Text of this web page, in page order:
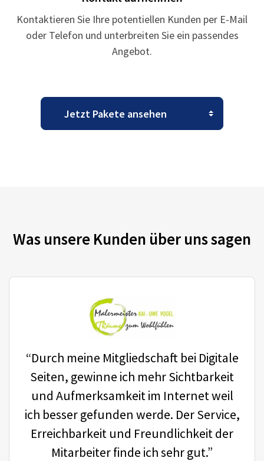
Kontaktieren Sie Ihre potentiellen Kunden per E-Mail
oder Telefon und unterbreiten Sie ein passendes
Angebot.
Was unsere Kunden über uns sagen
“Durch meine Mitgliedschaft bei Digitale
Seiten, gewinne ich mehr Sichtbarkeit
und Aufmerksamkeit im Internet weil
ich besser gefunden werde. Der Service,
Erreichbarkeit und Freundlichkeit der
Mitarbeiter finde ich sehr gut.”